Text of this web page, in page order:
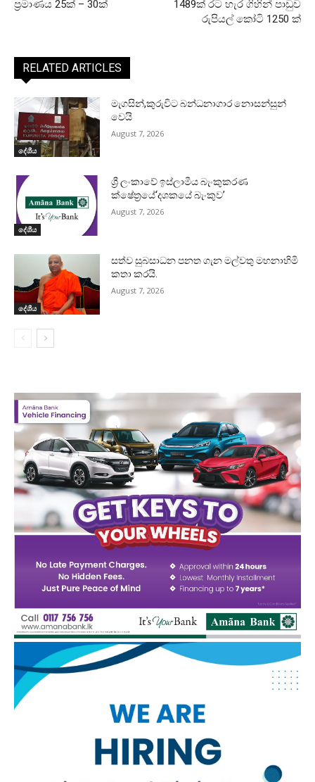
ප්‍රමාණය 25ක් – 30ක්
1489ක් රට හැර ගිහින් පාඩුව
රුපියල් කෝටි 1250 ක්
RELATED ARTICLES
දේශීය
මැගසින්,කුරුවිට බන්ධනාගාර නොසන්සුන්
වෙයි
August 7, 2026
දේශීය
ශ්‍රී ලංකාවේ ඉස්ලාමීය බැංකුකරණ
ක්ෂේත්‍රයේ‘දශකයේ බැංකුව’
August 7, 2026
දේශීය
සත්ව සුබසාධන පනත ගැන මල්වතු මහනාහිමි
කතා කරයි.
August 7, 2026